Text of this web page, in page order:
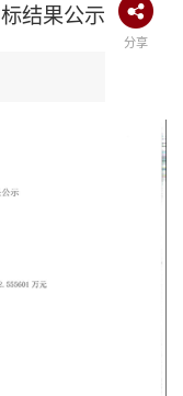
结果公示
分享